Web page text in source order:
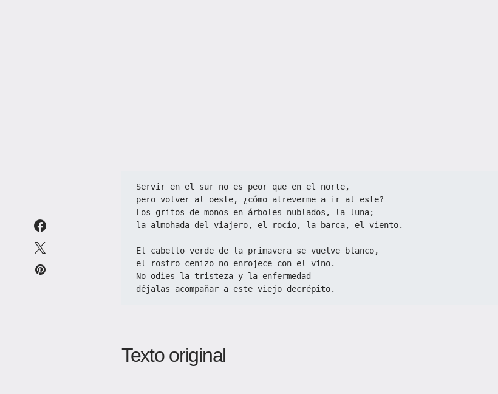
Servir en el sur no es peor que en el norte,
pero volver al oeste, ¿cómo atreverme a ir al este?
Los gritos de monos en árboles nublados, la luna;
la almohada del viajero, el rocío, la barca, el viento.
El cabello verde de la primavera se vuelve blanco,
el rostro cenizo no enrojece con el vino.
No odies la tristeza y la enfermedad—
déjalas acompañar a este viejo decrépito.
Texto original